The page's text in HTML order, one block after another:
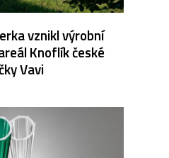
vznikl výrobní
Knoflík české
Vavi